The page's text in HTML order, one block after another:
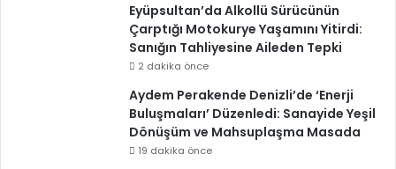
Eyüpsultan’da Alkollü Sürücünün
Çarptığı Motokurye Yaşamını Yitirdi:
Sanığın Tahliyesine Aileden Tepki
2 dakika önce
Aydem Perakende Denizli’de ‘Enerji
Buluşmaları’ Düzenledi: Sanayide Yeşil
Dönüşüm ve Mahsuplaşma Masada
19 dakika önce